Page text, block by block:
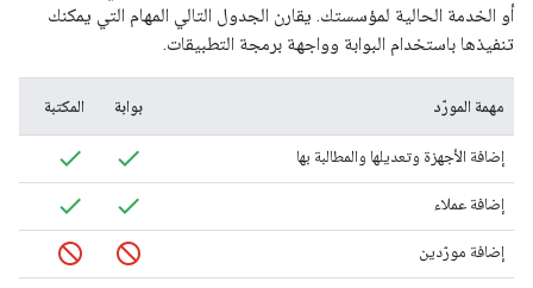
أو الخدمة الحالية لمؤسستك. يقارن الجدول التالي المهام التي يمكنك
تنفيذها باستخدام البوابة وواجهة برمجة التطبيقات.
مهمة المورّد بوابة المكتبة
إضافة الأجهزة وتعديلها والمطالبة بها
إضافة عملاء
إضافة مورّدين